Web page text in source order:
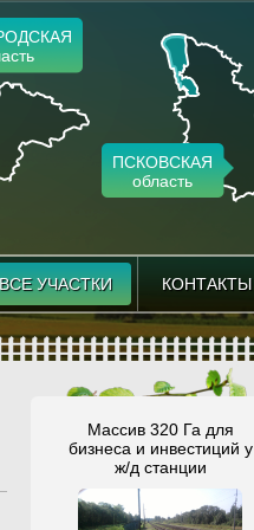
ПСКОВСКАЯ
область
ВСЕ УЧАСТКИ КОНТАКТЫ
ВСЕ УЧАСТКИ КОНТАКТЫ
Массив 320 Га для
бизнеса и инвестиций у
ж/д станции